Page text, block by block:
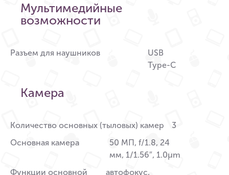
Мультимедийные
возможности
Разъем для наушников
USB
Type-C
Камера
Количество основных (тыловых) камер
3
Основная камера
50 МП, f/1.8, 24
мм, 1/1.56″, 1.0µm
Функции основной
автофокус,